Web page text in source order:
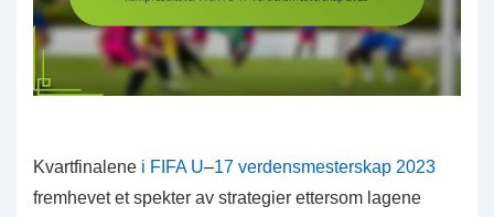
Kvartfinalene i FIFA U–17 verdensmesterskap 2023
fremhevet et spekter av strategier ettersom lagene